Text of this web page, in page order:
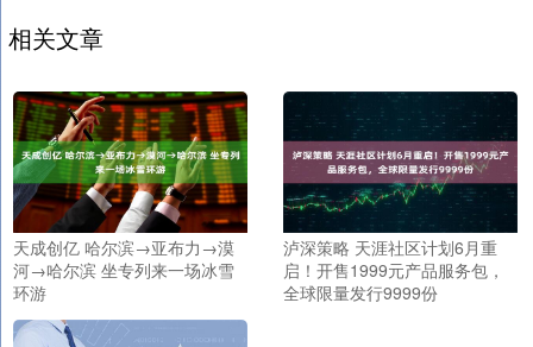
相关文章
天成创亿 哈尔滨→亚布力→漠
河→哈尔滨 坐专列来一场冰雪
环游
泸深策略 天涯社区计划6月重
启！开售1999元产品服务包，
全球限量发行9999份